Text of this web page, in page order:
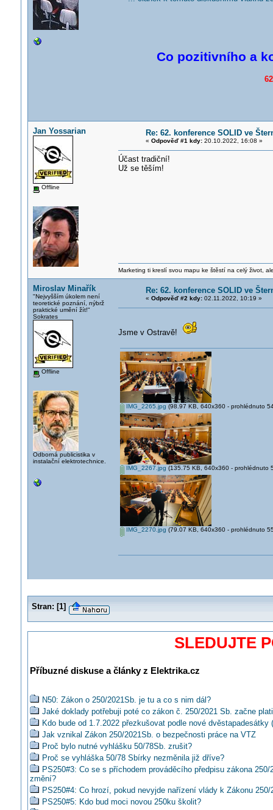
Co pozitivního a
Jan Yossarian
Offline
Re: 62. konference SOLID ve
« Odpověď #1 kdy:20.10.2022, 16:08 »
Účast tradiční!
Už se těším!
Marketing ti kreslí svou mapu ke štěstí na celý život,
Miroslav Minařík
"Nejvyšším úkolem není
teoretické poznání, nýbrž
praktické umění žít!"
Sokrates
Offline
Odborná publicistika v
instalační elektrotechnice.
Re: 62. konference SOLID ve
« Odpověď #2 kdy:02.11.2022, 10:19 »
Jsme v Ostravě!
IMG_2265.jpg (98.97 KB, 640x360 - prohlédnuto
IMG_2267.jpg (135.75 KB, 640x360 - prohlédnuto
IMG_2270.jpg (79.07 KB, 640x360 - prohlédnuto
Stran: [1]
SLEDUJTE
Příbuzné diskuse a články z Elektrika.cz
N50: Zákon o 250/2021Sb. je tu a co s nim dál?
Jaké doklady potřebuji poté co zákon č. 250/2021 Sb. začne
Kdo bude od 1.7.2022 přezkušovat podle nové dvěstapadesátky
Jak vznikal Zákon 250/2021Sb. o bezpečnosti práce na VTZ
Proč bylo nutné vyhlášku 50/78Sb. zrušit?
Proč se vyhláška 50/78 Sbírky nezměnila již dříve?
PS250#3: Co se s příchodem prováděcího předpisu zákona 250/
změní?
PS250#4: Co hrozí, pokud nevyjde nařízení vlády k Zákonu 250/
PS250#5: Kdo bud moci novou 250ku školit?